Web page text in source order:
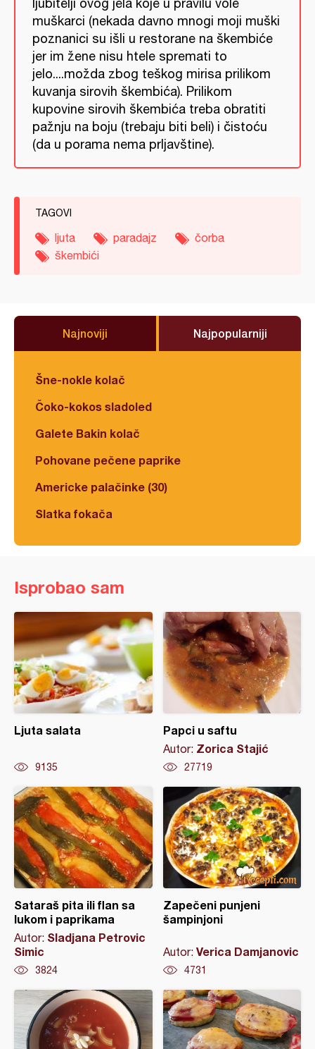
ljubitelji ovog jela koje u pravilu vole
muškarci (nekada davno mnogi moji muški
poznanici su išli u restorane na škembiće
jer im žene nisu htele spremati to
jelo....možda zbog teškog mirisa prilikom
kuvanja sirovih škembića). Prilikom
kupovine sirovih škembića treba obratiti
pažnju na boju (trebaju biti beli) i čistoću
(da u porama nema prljavštine).
TAGOVI
ljuta paradajz
čorba
škembići
Najnoviji Najpopularniji
Šne-nokle kolač
Čoko-kokos sladoled
Galete Bakin kolač
Pohovane pečene paprike
Americke palačinke (30)
Slatka fokača
Isprobao sam
Ljuta salata
9135
Papci u saftu
Autor: Zorica Stajić
27719
Sataraš pita ili flan sa
lukom i paprikama
Autor: Sladjana Petrovic
Simic
3824
Zapečeni punjeni
šampinjoni
Autor: Verica Damjanovic
4731